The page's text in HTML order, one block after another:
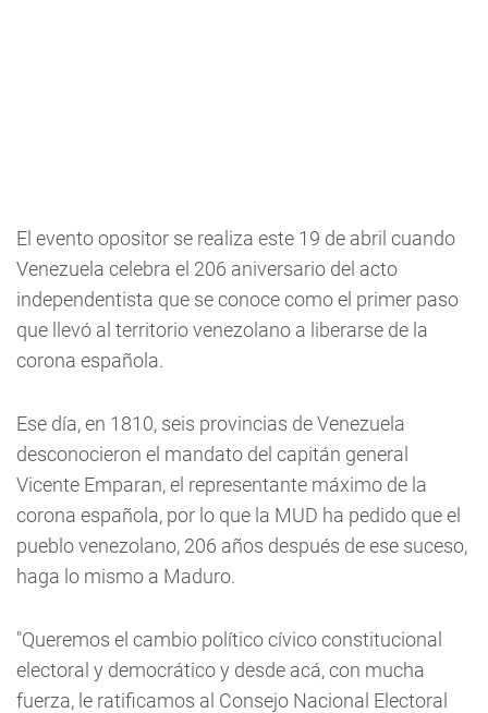
El evento opositor se realiza este 19 de abril cuando
Venezuela celebra el 206 aniversario del acto
independentista que se conoce como el primer paso
que llevó al territorio venezolano a liberarse de la
corona española.
Ese día, en 1810, seis provincias de Venezuela
desconocieron el mandato del capitán general
Vicente Emparan, el representante máximo de la
corona española, por lo que la MUD ha pedido que el
pueblo venezolano, 206 años después de ese suceso,
haga lo mismo a Maduro.
"Queremos el cambio político cívico constitucional
electoral y democrático y desde acá, con mucha
fuerza, le ratificamos al Consejo Nacional Electoral